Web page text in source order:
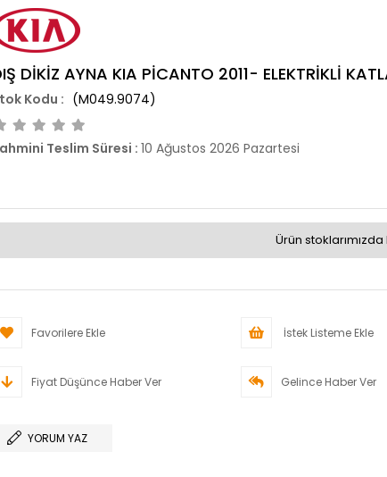
DİKİZ AYNA KIA PİCANTO 2011- ELEKTRİKLİ
(M049.9074)
Teslim Süresi : 10 Ağustos 2026 Pazartesi
Ürün stoklarımızda
Favorilere Ekle İstek Listeme Ekle
Fiyat Düşünce Haber Ver Gelince Haber Ver
YORUM YAZ